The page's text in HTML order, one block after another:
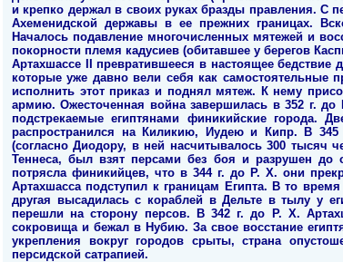
и крепко держал в своих руках бразды правления. С
Ахеменидской державы в ее прежних границах.
Началось подавление многочисленных мятежей и
покорности племя кадусиев (обитавшее у берегов
Артахшассе II превратившееся в настоящее
которые уже давно вели себя как самостоятельные
исполнить этот приказ и поднял мятеж. К нему
армию. Ожесточенная война завершилась в 352 г.
подстрекаемые египтянами финикийские города.
распространился на Киликию, Иудею и Кипр. В
(согласно Диодору, в ней насчитывалось 300 тысяч
Теннеса, был взят персами без боя и разрушен до
потрясла финикийцев, что в 344 г. до Р. Х. они
Артахшасса подступил к границам Египта. В то
другая высадилась с кораблей в Дельте в тылу у
перешли на сторону персов. В 342 г. до Р. Х.
сокровища и бежал в Нубию. За свое восстание
укрепления вокруг городов срыты, страна
персидской сатрапией.